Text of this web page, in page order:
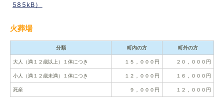
585kB）
火葬場
分類 町内の方 町外の方
大人（満１２歳以上）１体につき １５，０００円 ２０，０００円
小人（満１２歳未満）１体につき １２，０００円 １６，０００円
死産 ９，０００円 １２，０００円